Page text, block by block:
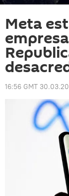
Meta
16:56 GMT